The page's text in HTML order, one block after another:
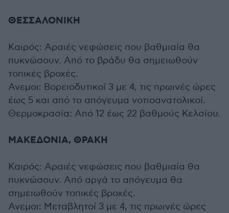
ΘΕΣΣΑΛΟΝΙΚΗ
Καιρός: Αραιές νεφώσεις που βαθμιαία θα
πυκνώσουν. Από το βράδυ θα σημειωθούν
τοπικές βροχές.
Ανεμοι: Βορειοδυτικοί 3 με 4, τις πρωινές ώρες
έως 5 και από το απόγευμα νοτιοανατολικοί.
Θερμοκρασία: Από 12 έως 22 βαθμούς Κελσίου.
ΜΑΚΕΔΟΝΙΑ, ΘΡΑΚΗ
Καιρός: Αραιές νεφώσεις που βαθμιαία θα
πυκνώσουν. Από αργά το απόγευμα θα
σημειωθούν τοπικές βροχές.
Ανεμοι: Μεταβλητοί 3 με 4, τις πρωινές ώρες